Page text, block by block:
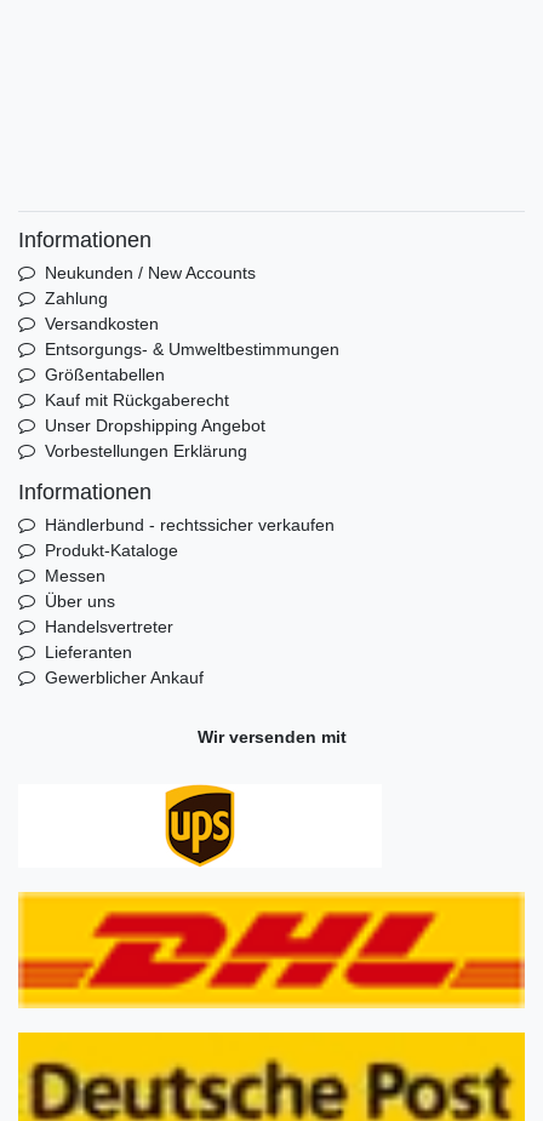
Informationen
Neukunden / New Accounts
Zahlung
Versandkosten
Entsorgungs- & Umweltbestimmungen
Größentabellen
Kauf mit Rückgaberecht
Unser Dropshipping Angebot
Vorbestellungen Erklärung
Informationen
Händlerbund - rechtssicher verkaufen
Produkt-Kataloge
Messen
Über uns
Handelsvertreter
Lieferanten
Gewerblicher Ankauf
Wir versenden mit